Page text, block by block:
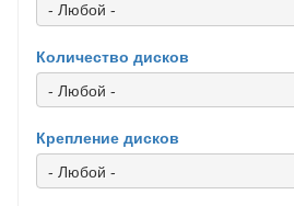
- Любой -
Количество дисков
- Любой -
Крепление дисков
- Любой -